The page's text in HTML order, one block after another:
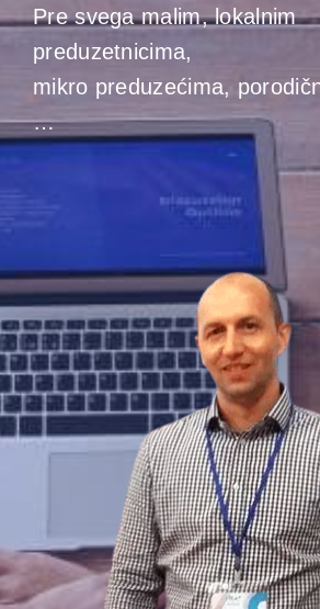
Pre svega malim, lokalnim
preduzetnicima,
mikro preduzećima,
…